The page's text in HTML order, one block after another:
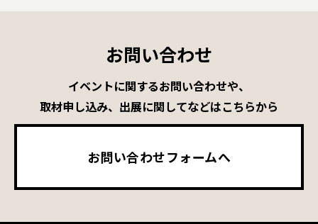
お問い合わせ
イベントに関するお問い合わせや、
取材申し込み、出展に関してなどはこちらから
お問い合わせフォームへ